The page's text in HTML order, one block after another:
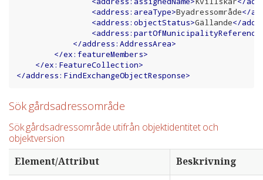
<address:areaType>Byadressområde</
<address:objectStatus>Gällande</
<address:partOfMunicipalityReference
</address:AddressArea>
</ex:featureMembers>
</ex:FeatureCollection>
</address:FindExchangeObjectResponse>
Sök gårdsadressområde
Sök gårdsadressområde utifrån objektidentitet och
objektversion
Element/Attribut
Beskrivning